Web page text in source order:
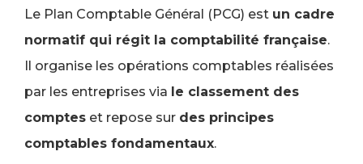
Le Plan Comptable Général (PCG) est un cadre
normatif qui régit la comptabilité française.
Il organise les opérations comptables réalisées
par les entreprises via le classement des
comptes et repose sur des principes
comptables fondamentaux.